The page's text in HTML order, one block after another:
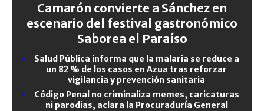
Camarón convierte a Sánchez en
escenario del festival gastronómico
Saborea el Paraíso
Salud Pública informa que la malaria se reduce a
un 82 % de los casos en Azua tras reforzar
vigilancia y prevención sanitaria
Código Penal no criminaliza memes, caricaturas
ni parodias, aclara la Procuraduría General